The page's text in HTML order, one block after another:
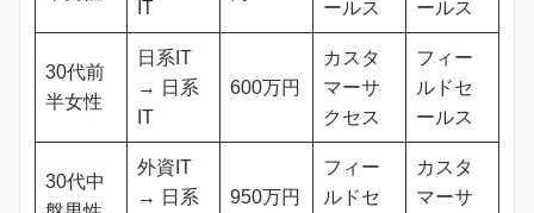
IT
ールス
ールス
30代前
半女性
日系IT
→ 日系
IT
600万円
カスタ
マーサ
クセス
フィー
ルドセ
ールス
30代中
外資IT
→ 日系
950万円
フィー
ルドセ
カスタ
マーサ